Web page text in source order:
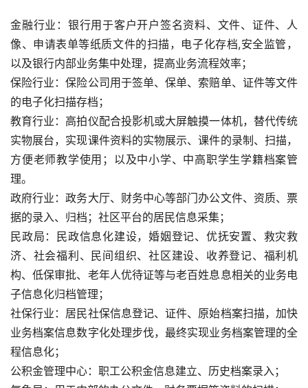
金融行业：银行用于客户开户签名资料、文件、证件、人
像、申请表单等纸质文件的扫描，电子化存档,安全监管，
以及银行内部业务集中处理，提高业务流程效率；
保险行业：保险公司用于签单、保单、索赔单、证件等文件
的电子化扫描存档；
教育行业：高拍仪配合投影机或大屏触摸一体机，替代传统
实物展台，实现课件资料的实物展示、课件的录制、扫描，
方便老师教学使用；以及中小学、中高职学生学籍档案管
理。
政府行业：政务大厅、财务中心等部门办公文件、资质、票
据的录入、归档；社区平台的居民信息采集；
民政局：民政信息化建设，婚姻登记、优抚安置、救灾救
济、社会福利、民间组织、社区建设、收养登记、福利机
构、低保审批、老年人优待证等与老百姓息息相关的业务电
子信息化归档管理；
社保行业：居民社保信息登记、证件、原始档案扫描，加快
业务档案信息数字化处理步伐，最终实现业务档案管理的全
程信息化；
公积金管理中心：职工公积金信息建立、历史档案录入；